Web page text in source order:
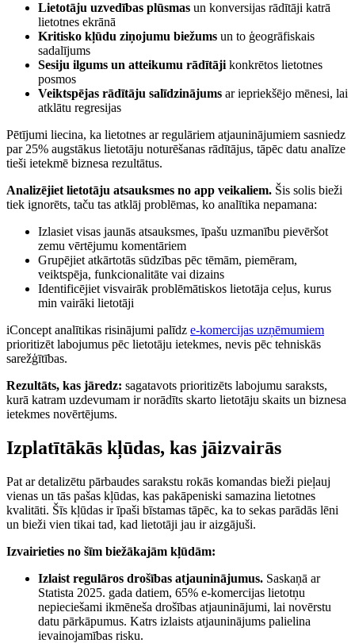
Lietotāju uzvedības plūsmas un konversijas rādītāji katrā
lietotnes ekrānā
Kritisko kļūdu ziņojumu biežums un to ģeogrāfiskais
sadalījums
Sesiju ilgums un atteikumu rādītāji konkrētos lietotnes
posmos
Veiktspējas rādītāju salīdzinājums ar iepriekšējo mēnesi, lai
atklātu regresijas
Pētījumi liecina, ka lietotnes ar regulāriem atjauninājumiem sasniedz
par 25% augstākus lietotāju noturēšanas rādītājus, tāpēc datu analīze
tieši ietekmē biznesa rezultātus.
Analizējiet lietotāju atsauksmes no app veikaliem. Šis solis bieži
tiek ignorēts, taču tas atklāj problēmas, ko analītika nepamana:
Izlasiet visas jaunās atsauksmes, īpašu uzmanību pievēršot
zemu vērtējumu komentāriem
Grupējiet atkārtotās sūdzības pēc tēmām, piemēram,
veiktspēja, funkcionalitāte vai dizains
Identificējiet visvairāk problēmātiskos lietotāja ceļus, kurus
min vairāki lietotāji
iConcept analītikas risinājumi palīdz e-komercijas uzņēmumiem
prioritizēt labojumus pēc lietotāju ietekmes, nevis pēc tehniskās
sarežģītības.
Rezultāts, kas jāredz: sagatavots prioritizēts labojumu saraksts,
kurā katram uzdevumam ir norādīts skarto lietotāju skaits un biznesa
ietekmes novērtējums.
Izplatītākās kļūdas, kas jāizvairās
Pat ar detalizētu pārbaudes sarakstu rokās komandas bieži pieļauj
vienas un tās pašas kļūdas, kas pakāpeniski samazina lietotnes
kvalitāti. Šīs kļūdas ir īpaši bīstamas tāpēc, ka to sekas parādās lēni
un bieži vien tikai tad, kad lietotāji jau ir aizgājuši.
Izvairieties no šīm biežākajām kļūdām:
Izlaist regulāros drošības atjauninājumus. Saskaņā ar
Statista 2025. gada datiem, 65% e-komercijas lietotņu
nepieciešami ikmēneša drošības atjauninājumi, lai novērstu
datu pārkāpumus. Katrs izlaists atjauninājums palielina
ievainojamības risku.